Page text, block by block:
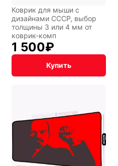
Коврик для мыши с
дизайнами СССР, выбор
толщины 3 или 4 мм от
коврик-комп
1 500₽
Купить
Дарк NET